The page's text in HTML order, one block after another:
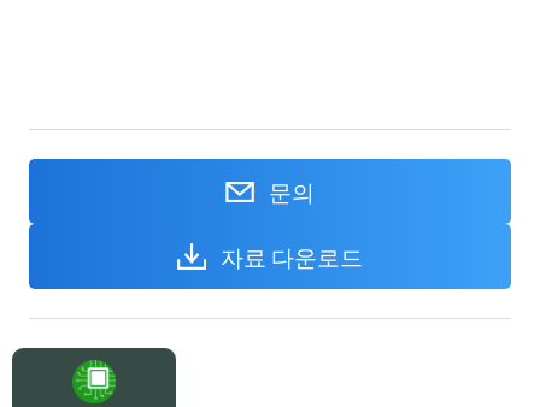
문의
자료 다운로드